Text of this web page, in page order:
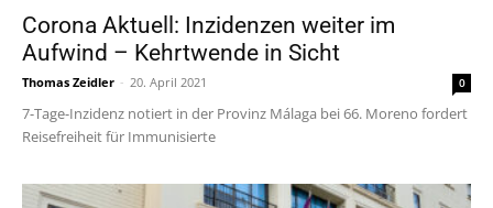
Corona Aktuell: Inzidenzen weiter im
Aufwind – Kehrtwende in Sicht
Thomas Zeidler - 20. April 2021 0
7-Tage-Inzidenz notiert in der Provinz Málaga bei 66. Moreno fordert
Reisefreiheit für Immunisierte